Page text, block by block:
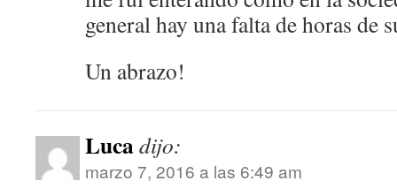
general hay una falta de horas de
Un abrazo!
Lucadijo:
marzo 7, 2016 a las 6:49 am